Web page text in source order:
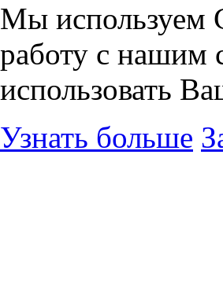
Мы используем
работу с нашим
использовать
Узнать больше